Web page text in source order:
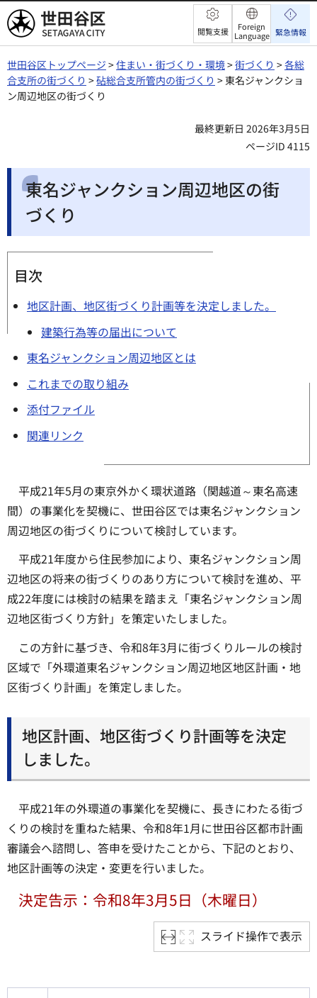
世田谷区 閲覧支援
Foreign
Language 緊急情報
世田谷区トップページ >住まい・街づくり・環境>街づくり >各総
合支所の街づくり >砧総合支所管内の街づくり > 東名ジャンクショ
ン周辺地区の街づくり
最終更新日 2026年3月5日
ページID 4115
東名ジャンクション周辺地区の街
づくり
目次
地区計画、地区街づくり計画等を決定しました。
建築行為等の届出について
東名ジャンクション周辺地区とは
これまでの取り組み
添付ファイル
関連リンク
平成21年5月の東京外かく環状道路（関越道～東名高速
間）の事業化を契機に、世田谷区では東名ジャンクション
周辺地区の街づくりについて検討しています。
平成21年度から住民参加により、東名ジャンクション周
辺地区の将来の街づくりのあり方について検討を進め、平
成22年度には検討の結果を踏まえ「東名ジャンクション周
辺地区街づくり方針」を策定いたしました。
この方針に基づき、令和8年3月に街づくりルールの検討
区域で「外環道東名ジャンクション周辺地区地区計画・地
区街づくり計画」を策定しました。
地区計画、地区街づくり計画等を決定
しました。
平成21年の外環道の事業化を契機に、長きにわたる街づ
くりの検討を重ねた結果、令和8年1月に世田谷区都市計画
審議会へ諮問し、答申を受けたことから、下記のとおり、
地区計画等の決定・変更を行いました。
決定告示：令和8年3月5日（木曜日）
スライド操作で表示